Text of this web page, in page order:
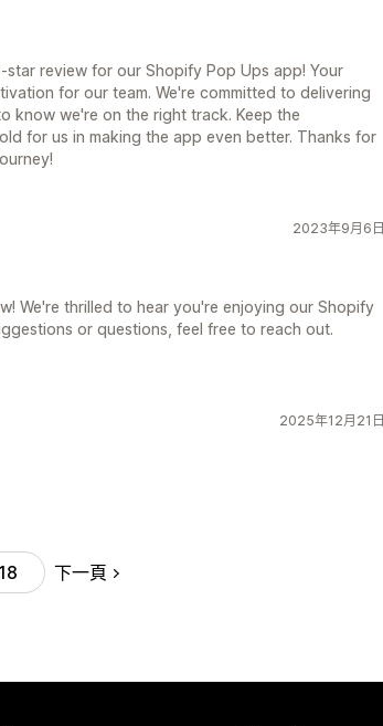
review for our Shopify Pop Ups app! Your
for our team. We're committed to delivering
know we're on the right track. Keep the
for us in making the app even better. Thanks for
2023年9月6日
We're thrilled to hear you're enjoying our Shopify
or questions, feel free to reach out.
2025年12月21日
18 下一頁